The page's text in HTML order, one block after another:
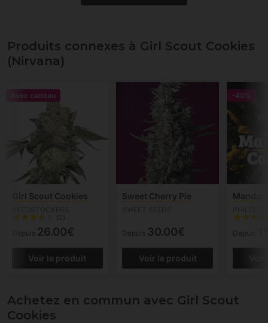
Produits connexes à Girl Scout Cookies
(Nirvana)
Avec cadeau
Girl Scout Cookies
(2)
Depuis 26.00€
Voir le produit
Sweet Cherry Pie
Depuis 30.00€
Voir le produit
-40%
Depuis
Achetez en commun avec Girl Scout
Cookies